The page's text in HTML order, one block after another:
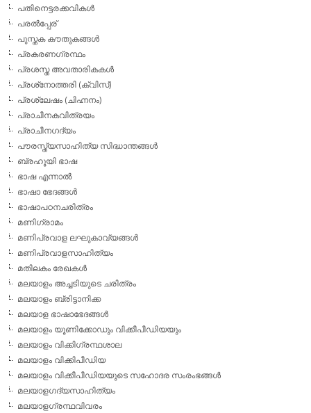
പതിനെട്ടരക്കവികള്‍
പരല്‍പ്പേര്
പുസ്തക കൗതുകങ്ങള്‍
പ്രകരണഗ്രന്ഥം
പ്രശസ്ത അവതാരികകള്‍
പ്രശ്‌നോത്തരി (ക്വിസ്)
പ്രശ്ലേഷം (ചിഹ്നനം)
പ്രാചീനകവിത്രയം
പ്രാചീനഗദ്യം
പൗരസ്ത്യസാഹിത്യ സിദ്ധാന്തങ്ങള്‍
ബ്രഹൂയി ഭാഷ
ഭാഷ എന്നാല്‍
ഭാഷാ ഭേദങ്ങള്‍
ഭാഷാപഠനചരിത്രം
മണിഗ്രാമം
മണിപ്രവാള ലഘുകാവ്യങ്ങള്‍
മണിപ്രവാളസാഹിത്യം
മതിലകം രേഖകള്‍
മലയാളം അച്ചടിയുടെ ചരിത്രം
മലയാളം ബ്രിട്ടാനിക്ക
മലയാള ഭാഷാഭേദങ്ങള്‍
മലയാളം യൂണിക്കോഡും വിക്കീപീഡിയയും
മലയാളം വിക്കിഗ്രന്ഥശാല
മലയാളം വിക്കിപീഡിയ
മലയാളം വിക്കീപീഡിയയുടെ സഹോദര സംരംഭങ്ങള്‍
മലയാളഗദ്യസാഹിത്യം
മലയാളഗ്രന്ഥവിവരം